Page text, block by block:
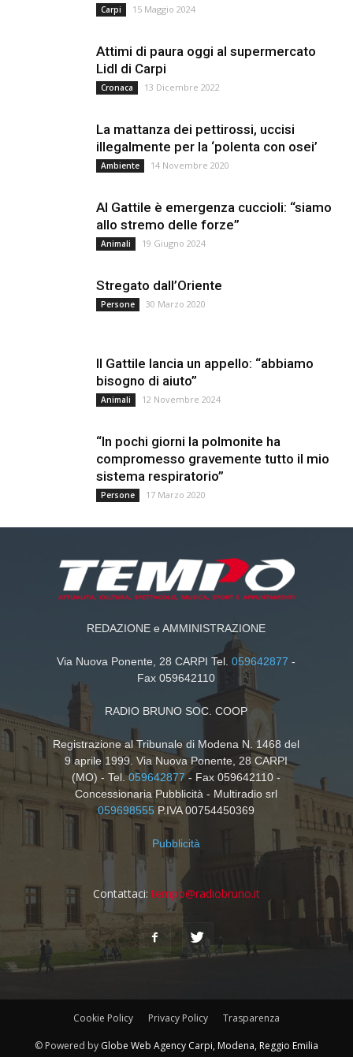
Carpi 15 Maggio 2024
Attimi di paura oggi al supermercato
Lidl di Carpi
Cronaca 13 Dicembre 2022
La mattanza dei pettirossi, uccisi
illegalmente per la ‘polenta con osei’
Ambiente 14 Novembre 2020
Al Gattile è emergenza cuccioli: “siamo
allo stremo delle forze”
Animali 19 Giugno 2024
Stregato dall’Oriente
Persone 30 Marzo 2020
Il Gattile lancia un appello: “abbiamo
bisogno di aiuto”
Animali 12 Novembre 2024
“In pochi giorni la polmonite ha
compromesso gravemente tutto il mio
sistema respiratorio”
Persone 17 Marzo 2020
REDAZIONE e AMMINISTRAZIONE
Via Nuova Ponente, 28 CARPI Tel.059642877 -
Fax 059642110
RADIO BRUNO SOC. COOP
Registrazione al Tribunale di Modena N. 1468 del
9 aprile 1999. Via Nuova Ponente, 28 CARPI
(MO) - Tel.059642877- Fax 059642110 -
Concessionaria Pubblicità - Multiradio srl
059698555 P.IVA 00754450369
Pubblicità
Contattaci: tempo@radiobruno.it
Cookie Policy Privacy Policy Trasparenza
© Powered by Globe Web Agency Carpi, Modena, Reggio Emilia